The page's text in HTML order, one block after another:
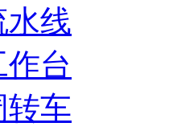
水线
台
转车